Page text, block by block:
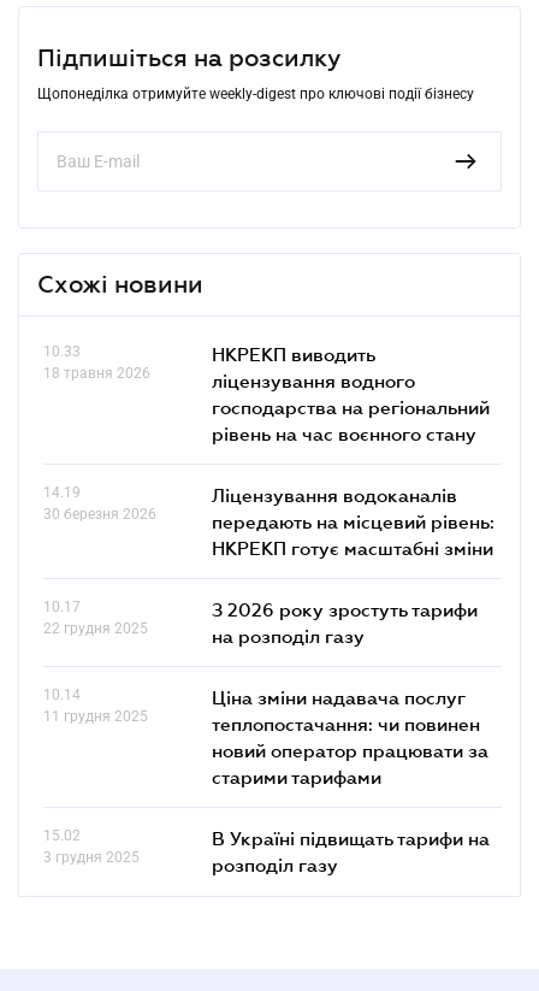
Підпишіться на розсилку
Щопонеділка отримуйте weekly-digest про ключові події бізнесу
Схожі новини
10.33
18 травня 2026
НКРЕКП виводить
ліцензування водного
господарства на регіональний
рівень на час воєнного стану
14.19
30 березня 2026
Ліцензування водоканалів
передають на місцевий рівень:
НКРЕКП готує масштабні зміни
10.17
22 грудня 2025
З 2026 року зростуть тарифи
на розподіл газу
10.14
11 грудня 2025
Ціна зміни надавача послуг
теплопостачання: чи повинен
новий оператор працювати за
старими тарифами
15.02
3 грудня 2025
В Україні підвищать тарифи на
розподіл газу